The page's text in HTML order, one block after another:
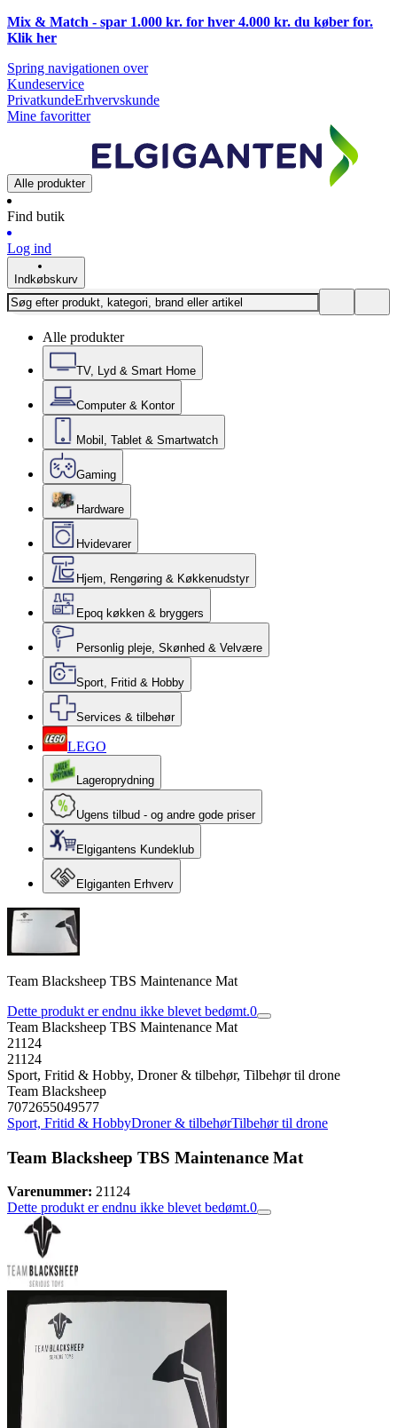
Mix & Match - spar 1.000 kr. for hver 4.000 kr. du køber for.
Klik her
Spring navigationen over
Kundeservice
PrivatkundeErhvervskunde
Mine favoritter
Alle produkter
Find butik
Log ind
Indkøbskurv
Alle produkter
TV, Lyd & Smart Home
Computer & Kontor
Mobil, Tablet & Smartwatch
Gaming
Hardware
Hvidevarer
Hjem, Rengøring & Køkkenudstyr
Epoq køkken & bryggers
Personlig pleje, Skønhed & Velvære
Sport, Fritid & Hobby
Services & tilbehør
LEGO
Lageroprydning
Ugens tilbud - og andre gode priser
Elgigantens Kundeklub
Elgiganten Erhverv
Team Blacksheep TBS Maintenance Mat
Dette produkt er endnu ikke blevet bedømt.0
Team Blacksheep TBS Maintenance Mat
21124
21124
Sport, Fritid & Hobby, Droner & tilbehør, Tilbehør til drone
Team Blacksheep
7072655049577
Sport, Fritid & HobbyDroner & tilbehørTilbehør til drone
Team Blacksheep TBS Maintenance Mat
Varenummer: 21124
Dette produkt er endnu ikke blevet bedømt.0